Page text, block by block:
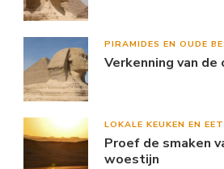
PIRAMIDES EN OUDE
Verkenning van
LOKALE KEUKEN EN
Proef de smaken
woestijn